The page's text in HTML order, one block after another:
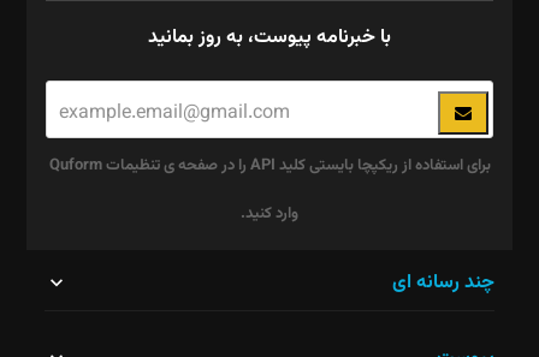
با خبرنامه پیوست، به روز بمانید
برای استفاده از ریکپچا بایستی کلید API را در صفحه ی تنظیمات Quform
وارد کنید.
چند رسانه ای